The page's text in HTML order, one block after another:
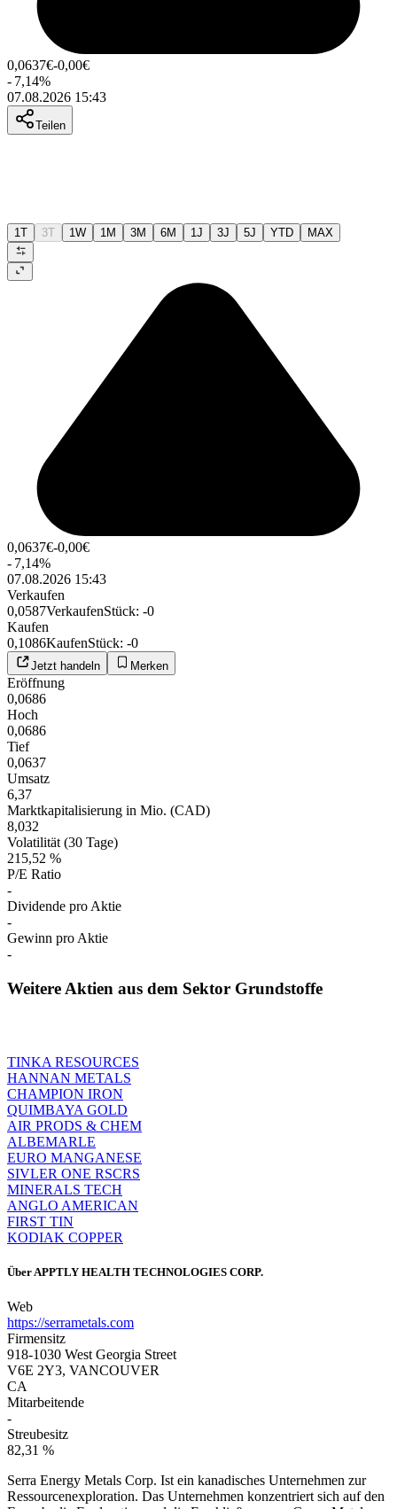
0,0637€-0,00€
- 7,14%
07.08.2026 15:43
Teilen
1T 3T 1W 1M 3M 6M 1J 3J 5J YTD MAX
0,0637€-0,00€
- 7,14%
07.08.2026 15:43
Verkaufen
0,0587VerkaufenStück: -0
Kaufen
0,1086KaufenStück: -0
Jetzt handeln Merken
Eröffnung
0,0686
Hoch
0,0686
Tief
0,0637
Umsatz
6,37
Marktkapitalisierung in Mio. (CAD)
8,032
Volatilität (30 Tage)
215,52 %
P/E Ratio
-
Dividende pro Aktie
-
Gewinn pro Aktie
-
Weitere Aktien aus dem Sektor Grundstoffe
TINKA RESOURCES
HANNAN METALS
CHAMPION IRON
QUIMBAYA GOLD
AIR PRODS & CHEM
ALBEMARLE
EURO MANGANESE
SIVLER ONE RSCRS
MINERALS TECH
ANGLO AMERICAN
FIRST TIN
KODIAK COPPER
Über APPTLY HEALTH TECHNOLOGIES CORP.
Web
https://serrametals.com
Firmensitz
918-1030 West Georgia Street
V6E 2Y3, VANCOUVER
CA
Mitarbeitende
-
Streubesitz
82,31 %
Serra Energy Metals Corp. Ist ein kanadisches Unternehmen zur
Ressourcenexploration. Das Unternehmen konzentriert sich auf den